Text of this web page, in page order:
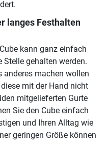
langes Festhalten
kann ganz einfach
gehalten werden.
anderes machen wollen
mit der Hand nicht
mitgelieferten Gurte
Sie den Cube einfach
und Ihren Alltag wie
geringen Größe können